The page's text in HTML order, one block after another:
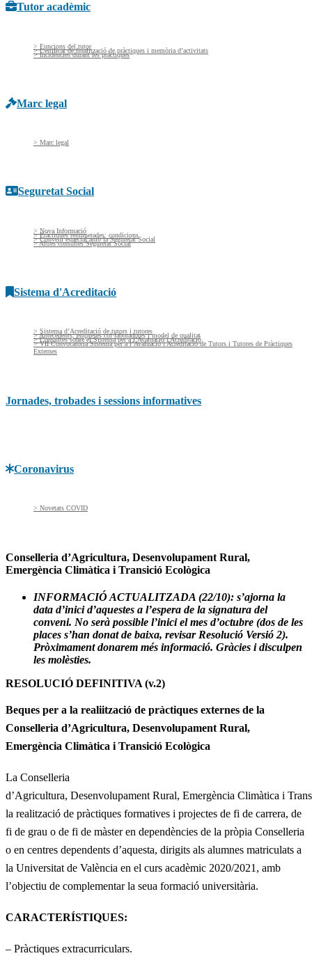
Tutor acadèmic
> Funcions del tutor
> Certificat de finalització de pràctiques i memòria d’activitats
> Incidències durant les pràctiques
Marc legal
> Marc legal
Seguretat Social
> Nova Informació
> Pràctiques remunerades: condicions
> Conveni especial amb la Seguretat Social
> Altres consultes Seguretat Social
Sistema d'Acreditació
> Sistema d’Acreditació de tutors i tutores
> Antecedents, empreses col·laboradores i model de qualitat
> Consultes sobre el Sistema per a l’Avaluació i Acreditació
> VII Convocatòria Sistema per a l’Avaluació i Acreditació de Tutors i Tutores de Pràctiques
Externes
Jornades, trobades i sessions informatives
Coronavirus
> Novetats COVID
Conselleria d’Agricultura, Desenvolupament Rural,
Emergència Climàtica i Transició Ecològica
INFORMACIÓ ACTUALITZADA (22/10): s’ajorna la
data d’inici d’aquestes a l’espera de la signatura del
conveni. No serà possible l’inici el mes d’octubre (dos de les
places s’han donat de baixa, revisar Resolució Versió 2).
Pròximament donarem més informació. Gràcies i disculpen
les molèsties.
RESOLUCIÓ DEFINITIVA (v.2)
Beques per a la realiització de pràctiques externes de la
Conselleria d’Agricultura, Desenvolupament Rural,
Emergència Climàtica i Transició Ecològica
La Conselleria
d’Agricultura, Desenvolupament Rural, Emergència Climàtica i
la realització de pràctiques formatives i projectes de fi de carrera, de
fi de grau o de fi de màster en dependències de la pròpia Conselleria
o en centres dependents d’aquesta, dirigits als alumnes matriculats a
la Universitat de València en el curs acadèmic 2020/2021, amb
l’objectiu de complementar la seua formació universitària.
CARACTERÍSTIQUES:
– Pràctiques extracurriculars.